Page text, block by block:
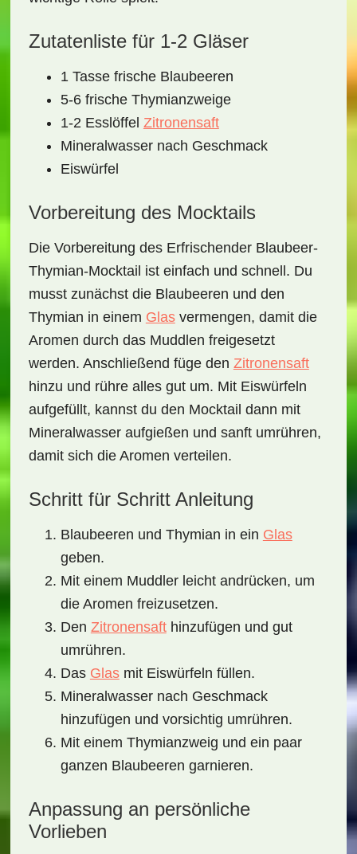
Zutatenliste für 1-2 Gläser
1 Tasse frische Blaubeeren
5-6 frische Thymianzweige
1-2 Esslöffel Zitronensaft
Mineralwasser nach Geschmack
Eiswürfel
Vorbereitung des Mocktails
Die Vorbereitung des Erfrischender Blaubeer-
Thymian-Mocktail ist einfach und schnell. Du
musst zunächst die Blaubeeren und den
Thymian in einem Glasvermengen, damit die
Aromen durch das Muddlen freigesetzt
werden. Anschließend füge den Zitronensaft
hinzu und rühre alles gut um. Mit Eiswürfeln
aufgefüllt, kannst du den Mocktail dann mit
Mineralwasser aufgießen und sanft umrühren,
damit sich die Aromen verteilen.
Schritt für Schritt Anleitung
Blaubeeren und Thymian in ein Glas
geben.
Mit einem Muddler leicht andrücken, um
die Aromen freizusetzen.
Den Zitronensafthinzufügen und gut
umrühren.
Das Glasmit Eiswürfeln füllen.
Mineralwasser nach Geschmack
hinzufügen und vorsichtig umrühren.
Mit einem Thymianzweig und ein paar
ganzen Blaubeeren garnieren.
Anpassung an persönliche
Vorlieben